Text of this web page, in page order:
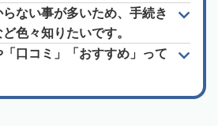
ない事が多いため、手続き
色々知りたいです。
「口コミ」「おすすめ」って